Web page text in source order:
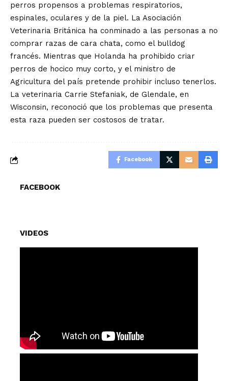
perros propensos a problemas respiratorios,
espinales, oculares y de la piel. La Asociación
Veterinaria Británica ha conminado a las personas a no
comprar razas de cara chata, como el bulldog
francés. Mientras que Holanda ha prohibido criar
perros de hocico muy corto, y el ministro de
Agricultura del país pretende prohibir incluso tenerlos.
La veterinaria Carrie Stefaniak, de Glendale, en
Wisconsin, reconoció que los problemas que presenta
esta raza pueden ser costosos de tratar.
Facebook
FACEBOOK
VIDEOS